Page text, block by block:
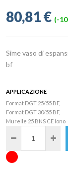
80,81 € (-
Sime vaso di
bf
APPLICAZIONE
Format DGT 25/55 BF,
Format DGT 30/55 BF,
Murelle 25 BNS CE Iono